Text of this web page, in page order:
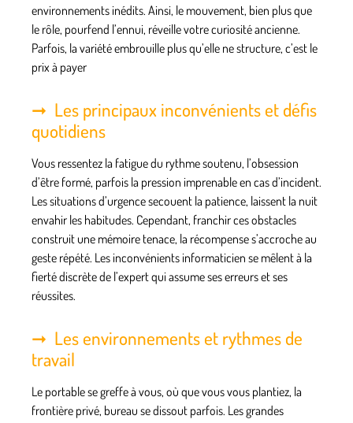
environnements inédits. Ainsi, le mouvement, bien plus que
le rôle, pourfend l’ennui, réveille votre curiosité ancienne.
Parfois, la variété embrouille plus qu’elle ne structure, c’est le
prix à payer
Les principaux inconvénients et défis
quotidiens
Vous ressentez la fatigue du rythme soutenu, l’obsession
d’être formé, parfois la pression imprenable en cas d’incident.
Les situations d’urgence secouent la patience, laissent la nuit
envahir les habitudes. Cependant, franchir ces obstacles
construit une mémoire tenace, la récompense s’accroche au
geste répété. Les inconvénients informaticien se mêlent à la
fierté discrète de l’expert qui assume ses erreurs et ses
réussites.
Les environnements et rythmes de
travail
Le portable se greffe à vous, où que vous vous plantiez, la
frontière privé, bureau se dissout parfois. Les grandes